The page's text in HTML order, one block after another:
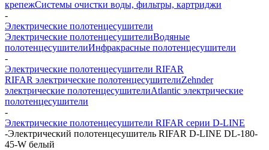
крепежСистемы очистки воды, фильтры, картриджи
-
Электрические полотенцесушители
Электрические полотенцесушителиВодяные
полотенцесушителиИнфракрасные полотенцесушители
-
Электрические полотенцесушители RIFAR
RIFAR электрические полотенцесушителиZehnder
электрические полотенцесушителиAtlantic электрические
полотенцесушители
-
Электрические полотенцесушители RIFAR серии D-LINE
-Электрический полотенцесушитель RIFAR D-LINE DL-180-
45-W белый